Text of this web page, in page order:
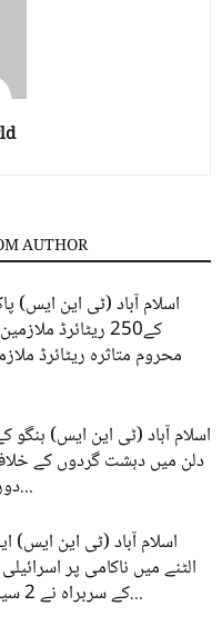
AUTHOR
اسلام آباد (ٹی این ایس)
کے250 ریٹائرڈ
محروم متاثرہ ریٹائرڈ
اسلام آباد (ٹی این ایس) ہنگو
دلن میں دہشت گردوں کے
دوران پاک فوج کے افسر...
اسلام آباد (ٹی این ایس)
الٹنے میں ناکامی پر
کے سربراہ نے 2 سینئر عہدیداروں انٹیلی...